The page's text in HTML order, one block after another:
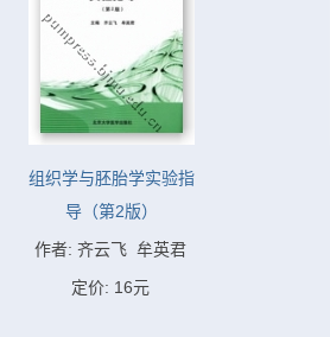
组织学与胚胎学实验指
导（第2版）
作者: 齐云飞  牟英君
定价: 16元